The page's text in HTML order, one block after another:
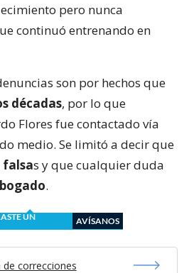
pero nunca
continuó entrenando en
son por hechos que
décadas, por lo que
Flores fue contactado vía
medio. Se limitó a decir que
falsas y que cualquier duda
.
UN
AVÍSANOS
de correcciones